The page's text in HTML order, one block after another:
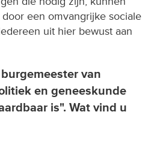
een omvangrijke sociale
uit hier bewust aan
van
en geneeskunde
is". Wat vind u